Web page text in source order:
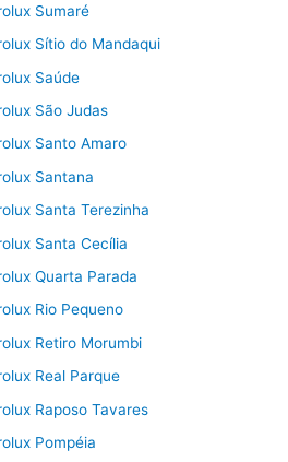
Sumaré
Sítio do Mandaqui
Saúde
São Judas
Santo Amaro
Santana
Santa Terezinha
Santa Cecília
Quarta Parada
Rio Pequeno
Retiro Morumbi
Real Parque
Raposo Tavares
Pompéia